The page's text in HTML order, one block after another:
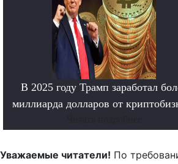
В 2025 году Трамп заработал
миллиарда долларов от
Уважаемые читатели! По